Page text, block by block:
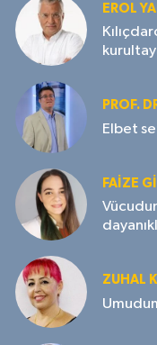
EROL
PROF.
Elbet
FAIZE
ZUHAL